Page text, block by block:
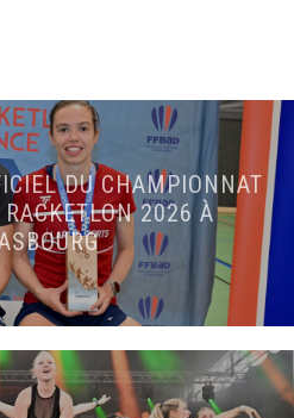
DU CHAMPIONNAT
RACKETLON 2026 À